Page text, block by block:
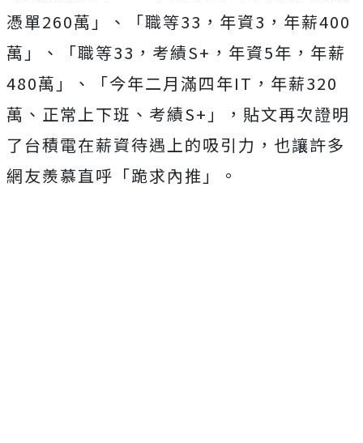
憑單260萬」、「職等33，年資3，年薪400
萬」、「職等33，考績S+，年資5年，年薪
480萬」、「今年二月滿四年IT，年薪320
萬、正常上下班、考績S+」， 貼文再次證明
了台積電在薪資待遇上的吸引力，也讓許多
網友羨慕直呼「跪求內推」。